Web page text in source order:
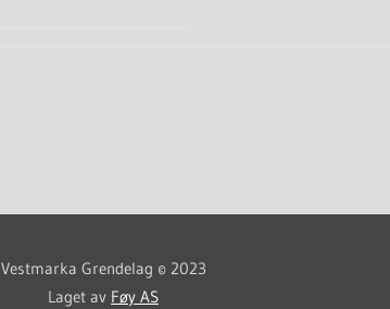
Vestmarka Grendelag © 2023
Laget av Føy AS